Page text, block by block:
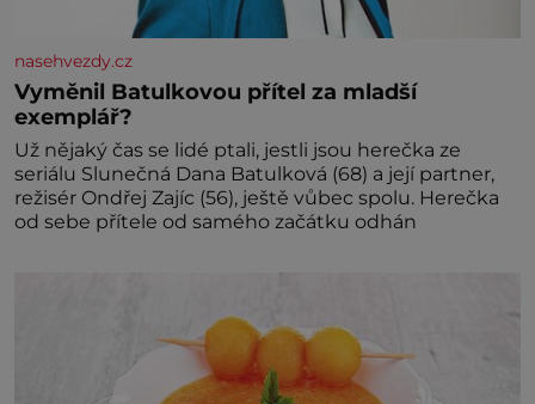
nasehvezdy.cz
Vyměnil Batulkovou přítel za mladší
exemplář?
Už nějaký čas se lidé ptali, jestli jsou herečka ze
seriálu Slunečná Dana Batulková (68) a její partner,
režisér Ondřej Zajíc (56), ještě vůbec spolu. Herečka
od sebe přítele od samého začátku odhán